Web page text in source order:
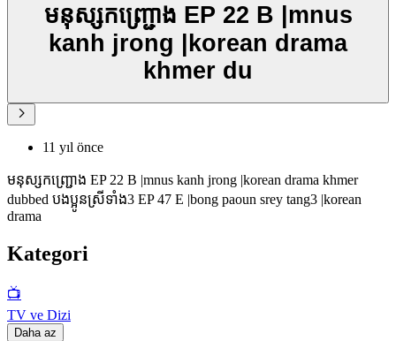
មនុស្សកញ្រ្ជោង EP 22 B |mnus
kanh jrong |korean drama
khmer du
11 yıl önce
មនុស្សកញ្រ្ជោង EP 22 B |mnus kanh jrong |korean drama khmer
dubbed បងប្អូនស្រីទាំង3 EP 47 E |bong paoun srey tang3 |korean
drama
Kategori
📺
TV ve Dizi
Daha az